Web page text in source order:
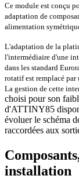
Ce module est conçu
adaptation de
alimentation
L'adaptation de la
l'intermédiaire d'une
dans les standard
rotatif est remplacé
La gestion de cette
choisi pour son
d'ATTINY85
évoluer le schéma
raccordées aux
installation